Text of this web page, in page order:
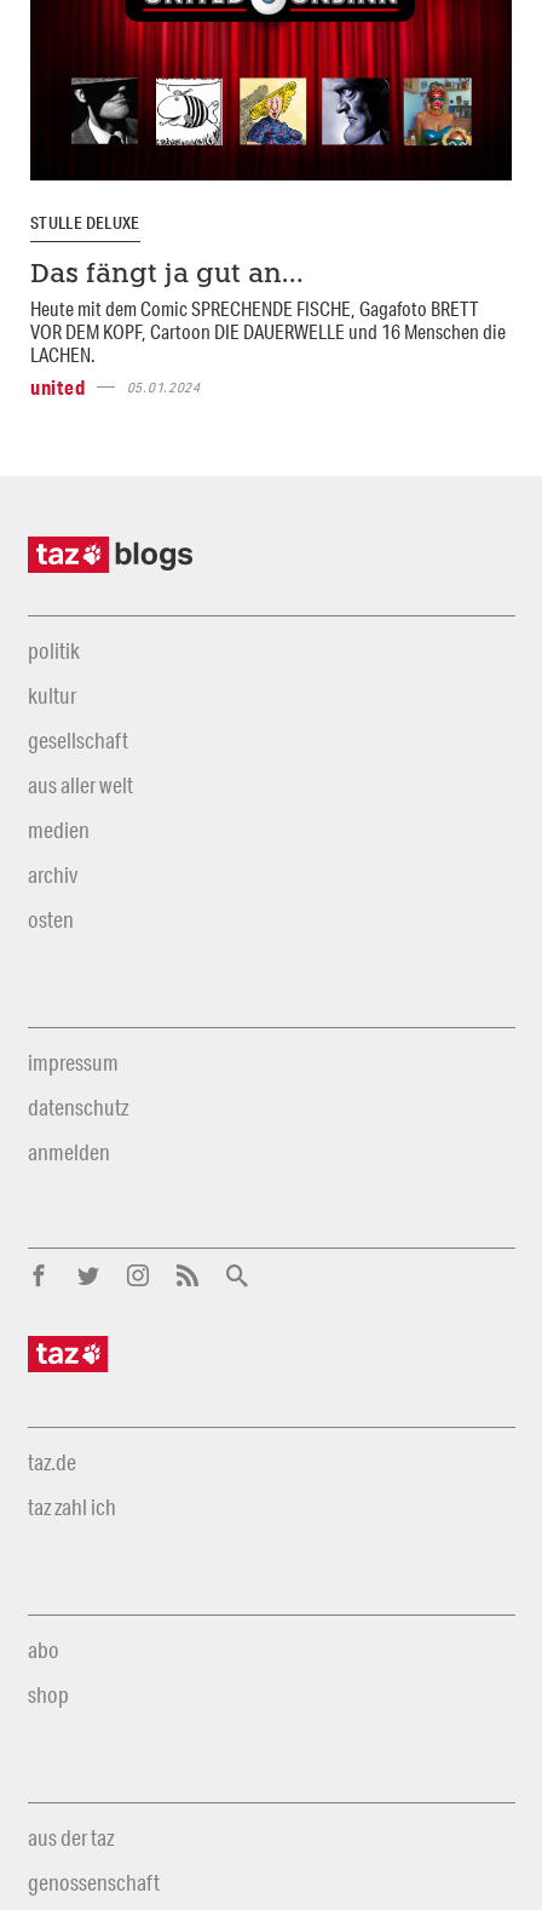
STULLE DELUXE
Das fängt ja gut an…
Heute mit dem Comic SPRECHENDE FISCHE, Gagafoto BRETT
VOR DEM KOPF, Cartoon DIE DAUERWELLE und 16 Menschen die
LACHEN.
united
05.01.2024
politik
kultur
gesellschaft
aus aller welt
medien
archiv
osten
impressum
datenschutz
anmelden
taz.de
taz zahl ich
abo
shop
aus der taz
genossenschaft